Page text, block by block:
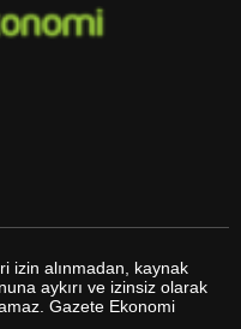
olarak, tarafınıza haber,
izin alınmadan, kaynak
aykırı ve izinsiz olarak
Gazete Ekonomi